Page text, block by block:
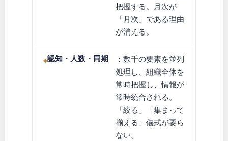
把握する。月次が
「月次」である理由
が消える。
認知・人数・同期
：数千の要素を並列
処理し、組織全体を
常時把握し、情報が
常時統合される。
「絞る」「集まって
揃える」儀式が要ら
ない。